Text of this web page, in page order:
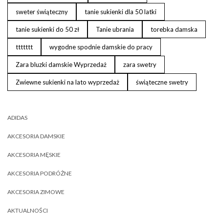
sweter świąteczny tanie sukienki dla 50 latki
tanie sukienki do 50 zł Tanie ubrania torebka damska
ttttttt wygodne spodnie damskie do pracy
Zara bluzki damskie Wyprzedaż zara swetry
Zwiewne sukienki na lato wyprzedaż świąteczne swetry
ADIDAS
AKCESORIA DAMSKIE
AKCESORIA MĘSKIE
AKCESORIA PODRÓŻNE
AKCESORIA ZIMOWE
AKTUALNOŚCI